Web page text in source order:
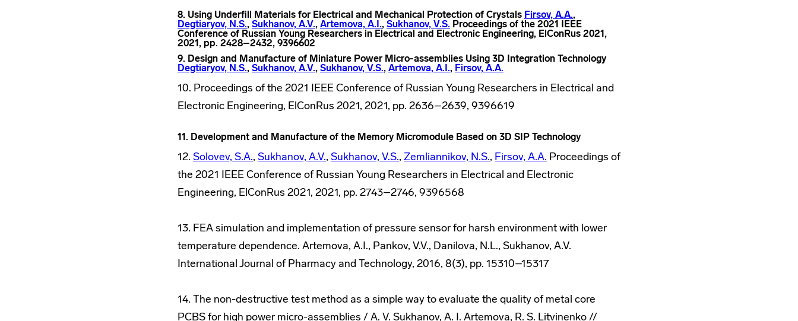
8. Using Underfill Materials for Electrical and Mechanical Protection of Crystals Firsov, A.A.,
Degtiaryov, N.S., Sukhanov, A.V., Artemova, A.I., Sukhanov, V.S. Proceedings of the 2021 IEEE
Conference of Russian Young Researchers in Electrical and Electronic Engineering, ElConRus 2021,
2021, pp. 2428–2432, 9396602
9. Design and Manufacture of Miniature Power Micro-assemblies Using 3D Integration Technology
Degtiaryov, N.S., Sukhanov, A.V., Sukhanov, V.S., Artemova, A.I., Firsov, A.A.
10. Proceedings of the 2021 IEEE Conference of Russian Young Researchers in Electrical and
Electronic Engineering, ElConRus 2021, 2021, pp. 2636–2639, 9396619
11. Development and Manufacture of the Memory Micromodule Based on 3D SIP Technology
12. Solovev, S.A., Sukhanov, A.V., Sukhanov, V.S., Zemliannikov, N.S., Firsov, A.A. Proceedings of
the 2021 IEEE Conference of Russian Young Researchers in Electrical and Electronic
Engineering, ElConRus 2021, 2021, pp. 2743–2746, 9396568
13. FEA simulation and implementation of pressure sensor for harsh environment with lower
temperature dependence. Artemova, A.I., Pankov, V.V., Danilova, N.L., Sukhanov, A.V.
International Journal of Pharmacy and Technology, 2016, 8(3), pp. 15310–15317
14. The non-destructive test method as a simple way to evaluate the quality of metal core
PCBS for high power micro-assemblies / A. V. Sukhanov, A. I. Artemova, R. S. Litvinenko //